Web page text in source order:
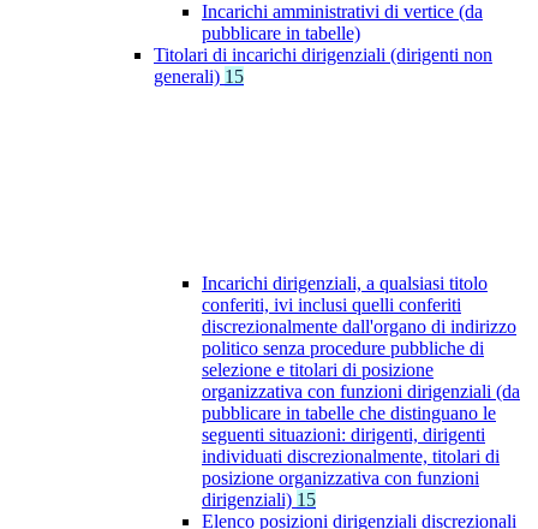
Incarichi amministrativi di vertice (da
pubblicare in tabelle)
Titolari di incarichi dirigenziali (dirigenti non
generali) 15
Incarichi dirigenziali, a qualsiasi titolo
conferiti, ivi inclusi quelli conferiti
discrezionalmente dall'organo di indirizzo
politico senza procedure pubbliche di
selezione e titolari di posizione
organizzativa con funzioni dirigenziali (da
pubblicare in tabelle che distinguano le
seguenti situazioni: dirigenti, dirigenti
individuati discrezionalmente, titolari di
posizione organizzativa con funzioni
dirigenziali) 15
Elenco posizioni dirigenziali discrezionali